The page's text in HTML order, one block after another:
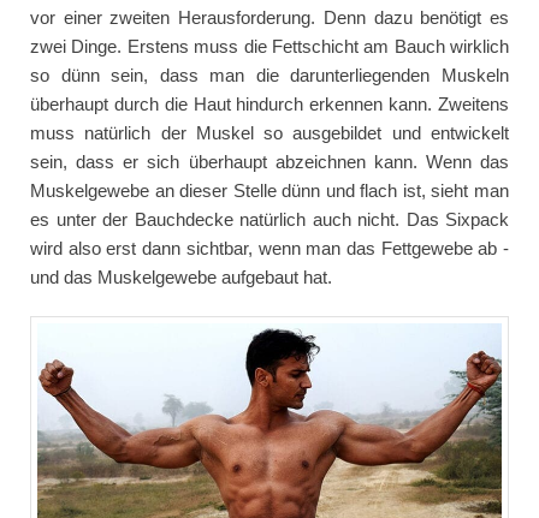
vor einer zweiten Herausforderung. Denn dazu benötigt es
zwei Dinge. Erstens muss die Fettschicht am Bauch wirklich
so dünn sein, dass man die darunterliegenden Muskeln
überhaupt durch die Haut hindurch erkennen kann. Zweitens
muss natürlich der Muskel so ausgebildet und entwickelt
sein, dass er sich überhaupt abzeichnen kann. Wenn das
Muskelgewebe an dieser Stelle dünn und flach ist, sieht man
es unter der Bauchdecke natürlich auch nicht. Das Sixpack
wird also erst dann sichtbar, wenn man das Fettgewebe ab -
und das Muskelgewebe aufgebaut hat.